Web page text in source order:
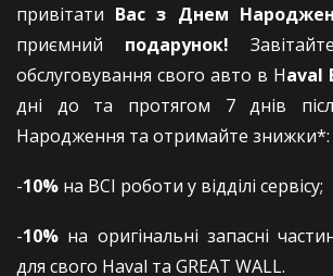
привітати Вас з Днем
приємний подарунок!
обслуговування свого авто в Haval
дні до та протягом 7 днів
Народження та отримайте знижки*:
-10% на ВСІ роботи у відділі сервісу;
-10% на оригінальні запасні
для свого Haval та GREAT WALL.